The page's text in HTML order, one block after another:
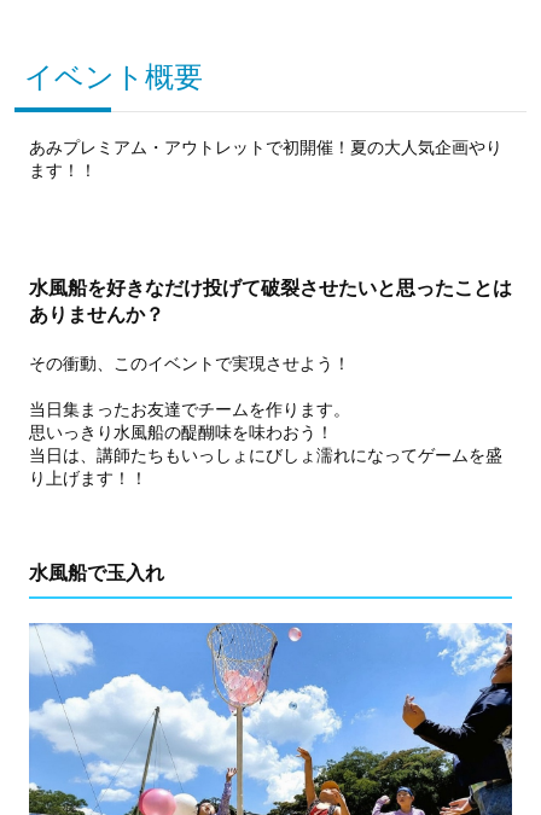
イベント概要
あみプレミアム・アウトレットで初開催！夏の大人気企画やり
ます！！
水風船を好きなだけ投げて破裂させたいと思ったことは
ありませんか？
その衝動、このイベントで実現させよう！
当日集まったお友達でチームを作ります。
思いっきり水風船の醍醐味を味わおう！
当日は、講師たちもいっしょにびしょ濡れになってゲームを盛
り上げます！！
水風船で玉入れ